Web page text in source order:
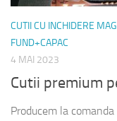
CUTII CU INCHIDERE
FUND+CAPAC
4 MAI 2023
Cutii premium
Producem la